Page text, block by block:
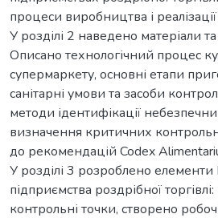
процеси виробництва і
У розділі 2 наведено матеріали
Описано технологічний процес
супермаркету, основні етапи
санітарні умови та засоби
методи ідентифікації
визначення критичних
до рекомендацій Codex
У розділі 3 розроблено
підприємства роздрібної
контрольні точки, створено